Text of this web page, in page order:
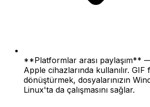
**Platformlar arası paylaşım**
Apple cihazlarında kullanılır. GIF
dönüştürmek, dosyalarınızın
Linux'ta da çalışmasını sağlar.